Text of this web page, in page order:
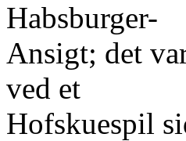
Habsburger-
Ansigt; det
ved et
Hofskuespil